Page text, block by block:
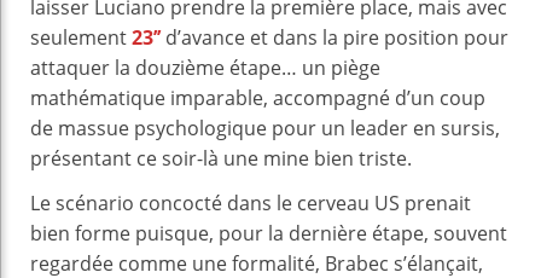
laisser Luciano prendre la première place, mais avec
seulement23’’d’avance et dans la pire position pour
attaquer la douzième étape… un piège
mathématique imparable, accompagné d’un coup
de massue psychologique pour un leader en sursis,
présentant ce soir-là une mine bien triste.
Le scénario concocté dans le cerveau US prenait
bien forme puisque, pour la dernière étape, souvent
regardée comme une formalité, Brabec s’élançait,